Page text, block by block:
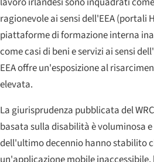
ragionevole ai sensi dell'EEA (portali
piattaforme di formazione interna
come casi di beni e servizi ai sensi
EEA offre un'esposizione al
elevata.
La giurisprudenza pubblicata del
basata sulla disabilità è voluminosa
dell'ultimo decennio hanno stabilito